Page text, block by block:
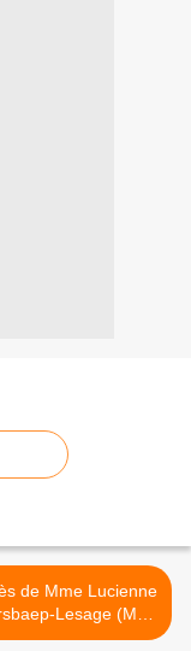
de Mme Lucienne
Lesage (Mai
2019). >